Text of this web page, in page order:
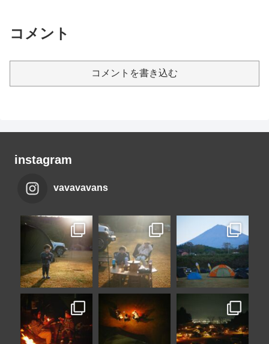
コメント
コメントを書き込む
instagram
vavavavans